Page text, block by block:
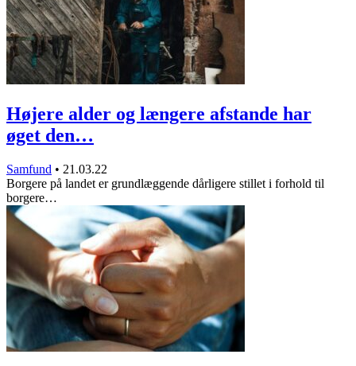
Højere alder og længere afstande har
øget den…
Samfund • 21.03.22
Borgere på landet er grundlæggende dårligere stillet i forhold til
borgere…